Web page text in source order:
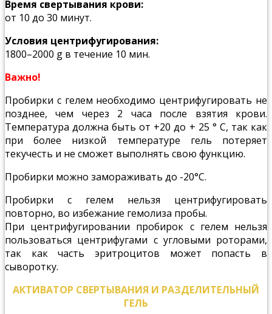
Время свертывания крови:
от 10 до 30 минут.
Условия центрифугирования:
1800–2000 g в течение 10 мин.
Важно!
Пробирки с гелем необходимо центрифугировать не
позднее, чем через 2 часа после взятия крови.
Температура должна быть от +20 до + 25 ° С, так как
при более низкой температуре гель потеряет
текучесть и не сможет выполнять свою функцию.
Пробирки можно замораживать до -20°С.
Пробирки с гелем нельзя центрифугировать
повторно, во избежание гемолиза пробы.
При центрифугировании пробирок с гелем нельзя
пользоваться центрифугами с угловыми роторами,
так как часть эритроцитов может попасть в
сыворотку.
АКТИВАТОР СВЕРТЫВАНИЯ И РАЗДЕЛИТЕЛЬНЫЙ
ГЕЛЬ